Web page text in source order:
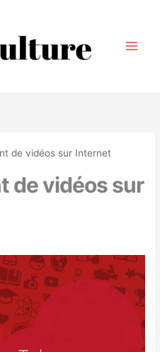
de vidéos sur Internet
de vidéos sur